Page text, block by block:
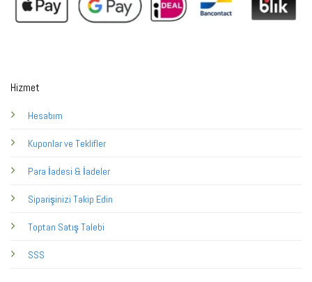
Hizmet
Hesabım
Kuponlar ve Teklifler
Para İadesi & İadeler
Siparişinizi Takip Edin
Toptan Satış Talebi
SSS